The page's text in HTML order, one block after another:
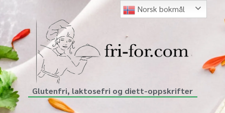
Glutenfri, laktosefri og diett-oppskrifter
Norsk bokmål